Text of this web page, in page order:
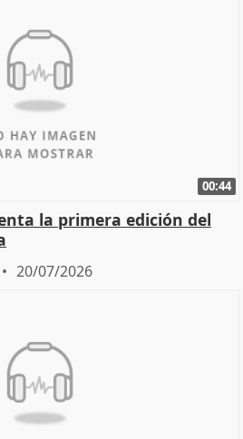
00:44
la primera edición del
20/07/2026